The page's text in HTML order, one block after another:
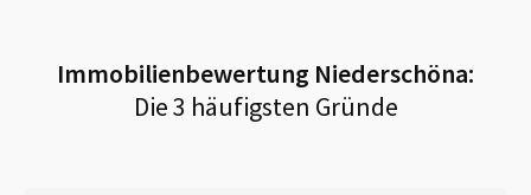
Immobilienbewertung Niederschöna:
Die 3 häufigsten Gründe